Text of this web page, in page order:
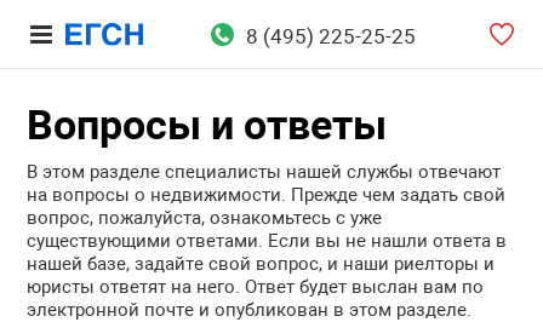
8 (495) 225-25-25
Вопросы и ответы
В этом разделе специалисты нашей службы отвечают
на вопросы о недвижимости. Прежде чем задать свой
вопрос, пожалуйста, ознакомьтесь с уже
существующими ответами. Если вы не нашли ответа в
нашей базе, задайте свой вопрос, и наши риелторы и
юристы ответят на него. Ответ будет выслан вам по
электронной почте и опубликован в этом разделе.